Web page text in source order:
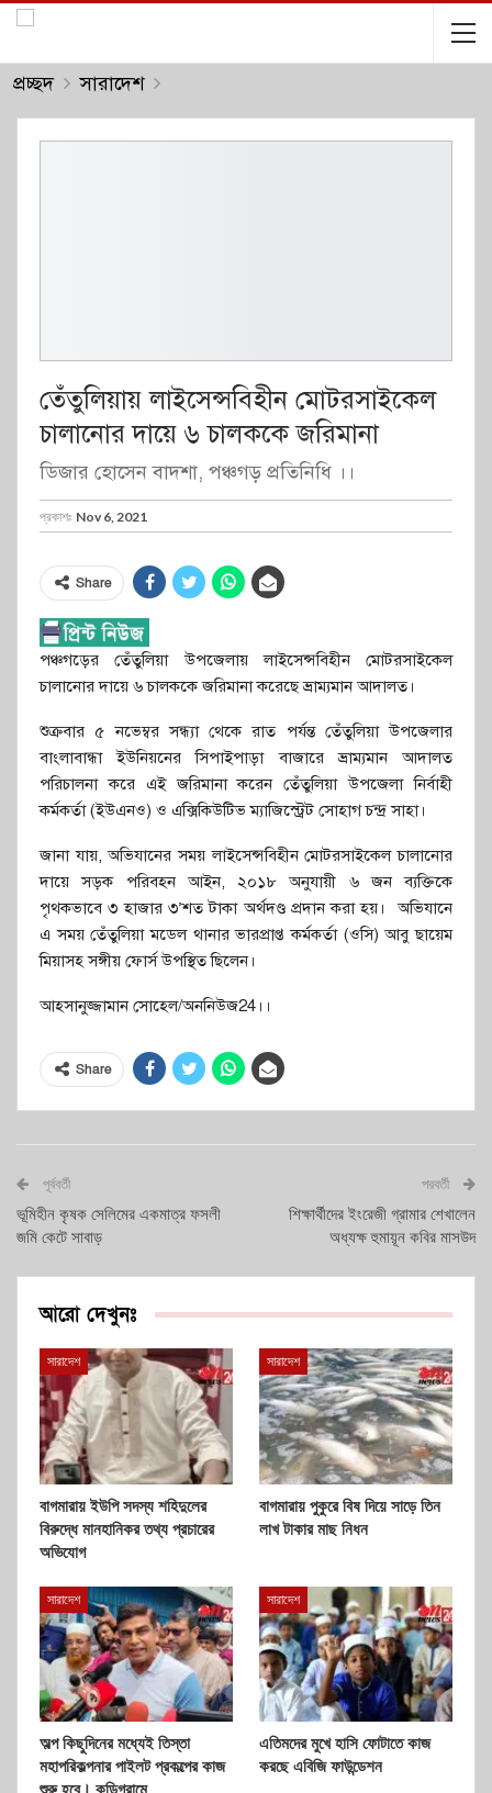
প্রচ্ছদ সারাদেশ
তেঁতুলিয়ায় লাইসেন্সবিহীন মোটরসাইকেল
চালানোর দায়ে ৬ চালককে জরিমানা
ডিজার হোসেন বাদশা, পঞ্চগড় প্রতিনিধি ।।
প্রকাশঃ Nov 6, 2021
Share
পঞ্চগড়ের তেঁতুলিয়া উপজেলায় লাইসেন্সবিহীন মোটরসাইকেল
চালানোর দায়ে ৬ চালককে জরিমানা করেছে ভ্রাম্যমান আদালত।
শুক্রবার ৫ নভেম্বর সন্ধ্যা থেকে রাত পর্যন্ত তেঁতুলিয়া উপজেলার
বাংলাবান্ধা ইউনিয়নের সিপাইপাড়া বাজারে ভ্রাম্যমান আদালত
পরিচালনা করে এই জরিমানা করেন তেঁতুলিয়া উপজেলা নির্বাহী
কর্মকর্তা (ইউএনও) ও এক্সিকিউটিভ ম্যাজিস্ট্রেট সোহাগ চন্দ্র সাহা।
জানা যায়, অভিযানের সময় লাইসেন্সবিহীন মোটরসাইকেল চালানোর
দায়ে সড়ক পরিবহন আইন, ২০১৮ অনুযায়ী ৬ জন ব্যক্তিকে
পৃথকভাবে ৩ হাজার ৩’শত টাকা অর্থদণ্ড প্রদান করা হয়। অভিযানে
এ সময় তেঁতুলিয়া মডেল থানার ভারপ্রাপ্ত কর্মকর্তা (ওসি) আবু ছায়েম
মিয়াসহ সঙ্গীয় ফোর্স উপস্থিত ছিলেন।
আহসানুজ্জামান সোহেল/অননিউজ24।।
Share
পূর্ববর্তী
ভূমিহীন কৃষক সেলিমের একমাত্র ফসলী
জমি কেটে সাবাড়
পরবর্তী
শিক্ষার্থীদের ইংরেজী গ্রামার শেখালেন
অধ্যক্ষ হুমায়ূন কবির মাসউদ
আরো দেখুনঃ
সারাদেশ
বাগমারায় ইউপি সদস্য শহিদুলের
বিরুদ্ধে মানহানিকর তথ্য প্রচারের
অভিযোগ
সারাদেশ
বাগমারায় পুকুরে বিষ দিয়ে সাড়ে তিন
লাখ টাকার মাছ নিধন
সারাদেশ
অল্প কিছুদিনের মধ্যেই তিস্তা
মহাপরিকল্পনার পাইলট প্রকল্পের কাজ
সারাদেশ
এতিমদের মুখে হাসি ফোটাতে কাজ
করছে এবিজি ফাউন্ডেশন